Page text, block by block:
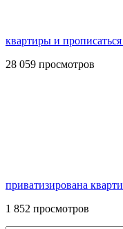
квартиры и
28 059 просмотров
приватизирована
1 852 просмотров